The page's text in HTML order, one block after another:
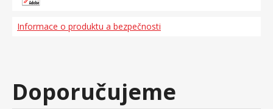
Informace o produktu a bezpečnosti
Doporučujeme